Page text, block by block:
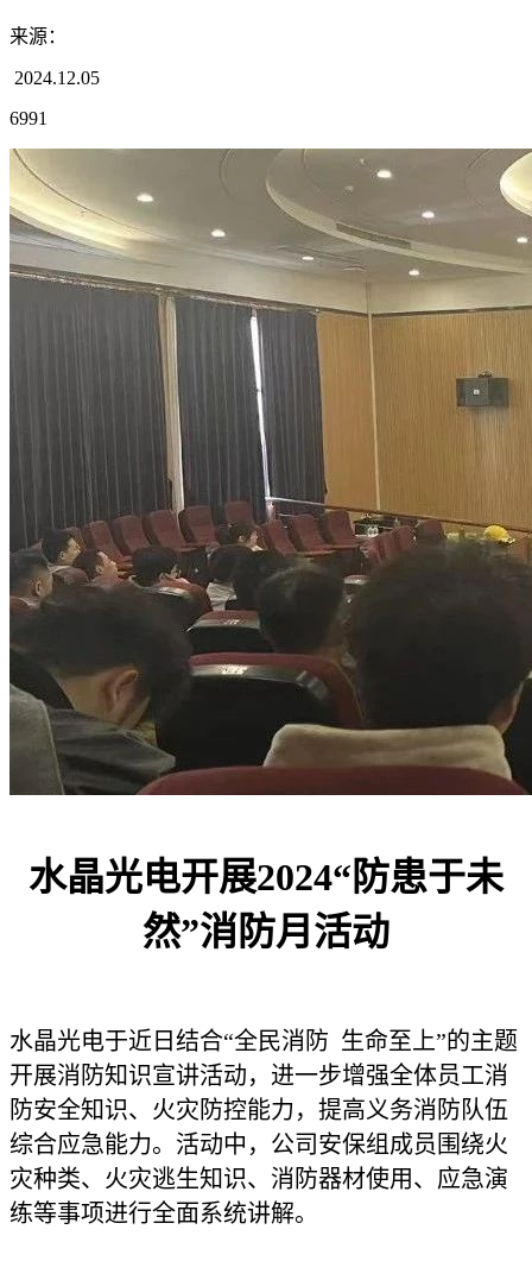
来源：
2024.12.05
6991
水晶光电开展2024“防患于未
然”消防月活动
水晶光电于近日结合“全民消防 生命至上”的主题
开展消防知识宣讲活动，进一步增强全体员工消
防安全知识、火灾防控能力，提高义务消防队伍
综合应急能力。活动中，公司安保组成员围绕火
灾种类、火灾逃生知识、消防器材使用、应急演
练等事项进行全面系统讲解。